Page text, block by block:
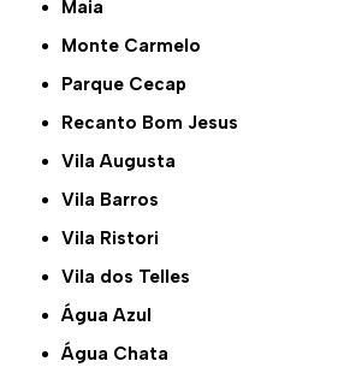
Maia
Monte Carmelo
Parque Cecap
Recanto Bom Jesus
Vila Augusta
Vila Barros
Vila Ristori
Vila dos Telles
Água Azul
Água Chata